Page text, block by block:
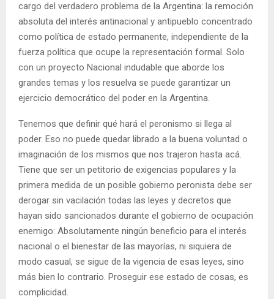
cargo del verdadero problema de la Argentina: la remoción
absoluta del interés antinacional y antipueblo concentrado
como política de estado permanente, independiente de la
fuerza política que ocupe la representación formal. Solo
con un proyecto Nacional indudable que aborde los
grandes temas y los resuelva se puede garantizar un
ejercicio democrático del poder en la Argentina.
Tenemos que definir qué hará el peronismo si llega al
poder. Eso no puede quedar librado a la buena voluntad o
imaginación de los mismos que nos trajeron hasta acá.
Tiene que ser un petitorio de exigencias populares y la
primera medida de un posible gobierno peronista debe ser
derogar sin vacilación todas las leyes y decretos que
hayan sido sancionados durante el gobierno de ocupación
enemigo: Absolutamente ningún beneficio para el interés
nacional o el bienestar de las mayorías, ni siquiera de
modo casual, se sigue de la vigencia de esas leyes, sino
más bien lo contrario. Proseguir ese estado de cosas, es
complicidad.